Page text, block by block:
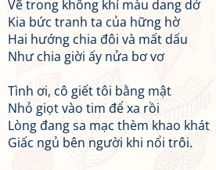
Vẽ trong không khí màu dang dở
Kia bức tranh ta của hững hờ
Hai hướng chia đôi và mất dấu
Như chia giời ấy nửa bơ vơ
Tình ơi, cô giết tôi bằng mật
Nhỏ giọt vào tim để xa rồi
Lòng đang sa mạc thèm khao khát
Giấc ngủ bên người khi nổi trôi.